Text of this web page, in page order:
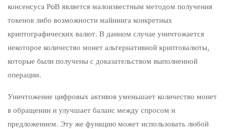
консенсуса РoВ является малоизвестным методом получения
токенов либо возможности майнинга конкретных
криптографических валют. В данном случае уничтожается
некоторое количество монет альтернативной криптовалюты,
которые были получены с доказательством выполненной
операции.
Уничтожение цифровых активов уменьшает количество монет
в обращении и улучшает баланс между спросом и
предложением. Эту же функцию может использовать любой